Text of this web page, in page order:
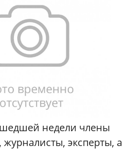
недели члены
журналисты, эксперты, а